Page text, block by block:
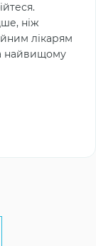
ніж
лікарям
найвищому